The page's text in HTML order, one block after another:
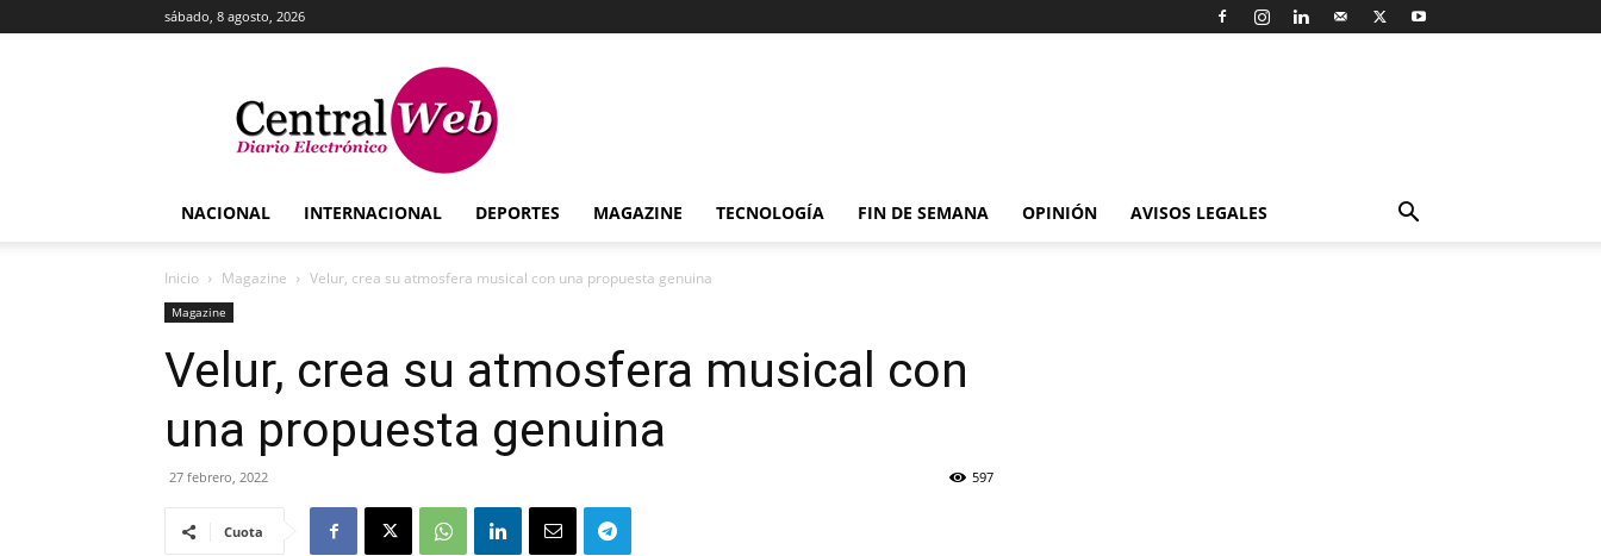
sábado, 8 agosto, 2026
Central
Web
NACIONAL INTERNACIONAL DEPORTES MAGAZINE TECNOLOGÍA FIN DE SEMANA OPINIÓN AVISOS LEGALES
Inicio Magazine Velur, crea su atmosfera musical con una propuesta genuina
Magazine
Velur, crea su atmosfera musical con
una propuesta genuina
27 febrero, 2022 597
Cuota